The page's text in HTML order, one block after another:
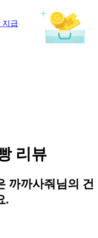
지급
리뷰
까까사줘님의 건
.